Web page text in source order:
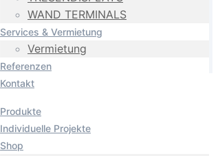
WAND TERMINALS
Services & Vermietung
Vermietung
Referenzen
Kontakt
Produkte
Individuelle Projekte
Shop